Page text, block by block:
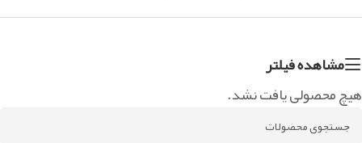
مشاهده فیلتر
هیچ محصولی یافت نشد.